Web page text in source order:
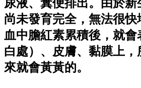
尿液、糞便排出。由於
尚未發育完全，無法很快
血中膽紅素累積後，就
白處）、皮膚、黏膜上
來就會黃黃的。